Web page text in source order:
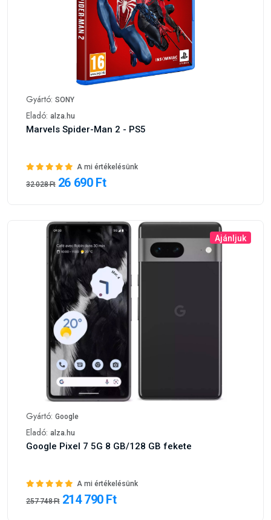
Gyártó: SONY
Eladó: alza.hu
Marvels Spider-Man 2 - PS5
A mi értékelésünk
32 028 Ft 26 690 Ft
Ajánljuk
Gyártó: Google
Eladó: alza.hu
Google Pixel 7 5G 8 GB/128 GB fekete
A mi értékelésünk
257 748 Ft 214 790 Ft